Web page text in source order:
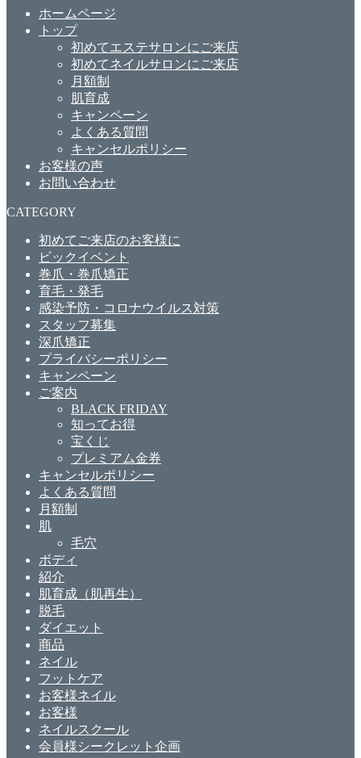
ホームページ
トップ
初めてエステサロンにご来店
初めてネイルサロンにご来店
月額制
肌育成
キャンペーン
よくある質問
キャンセルポリシー
お客様の声
お問い合わせ
CATEGORY
初めてご来店のお客様に
ビックイベント
巻爪・巻爪矯正
育毛・発毛
感染予防・コロナウイルス対策
スタッフ募集
深爪矯正
プライバシーポリシー
キャンペーン
ご案内
BLACK FRIDAY
知ってお得
宝くじ
プレミアム金券
キャンセルポリシー
よくある質問
月額制
肌
毛穴
ボディ
紹介
肌育成（肌再生）
脱毛
ダイエット
商品
ネイル
フットケア
お客様ネイル
お客様
ネイルスクール
会員様シークレット企画